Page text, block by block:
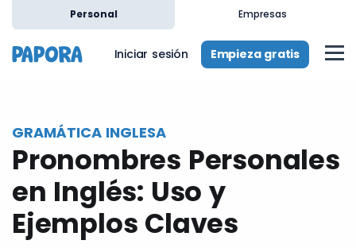
Personal Empresas
Iniciar sesión Empieza gratis
GRAMÁTICA INGLESA
Pronombres Personales
en Inglés: Uso y
Ejemplos Claves